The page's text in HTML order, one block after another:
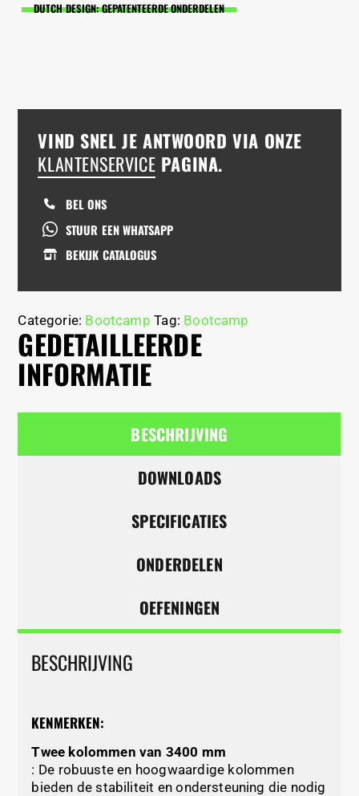
DUTCH DESIGN: GEPATENTEERDE ONDERDELEN
VIND SNEL JE ANTWOORD VIA ONZE
KLANTENSERVICE PAGINA.
BEL ONS
STUUR EEN WHATSAPP
BEKIJK CATALOGUS
Categorie: Bootcamp Tag: Bootcamp
GEDETAILLEERDE
INFORMATIE
BESCHRIJVING
DOWNLOADS
SPECIFICATIES
ONDERDELEN
OEFENINGEN
BESCHRIJVING
KENMERKEN:
Twee kolommen van 3400 mm
: De robuuste en hoogwaardige kolommen
bieden de stabiliteit en ondersteuning die nodig